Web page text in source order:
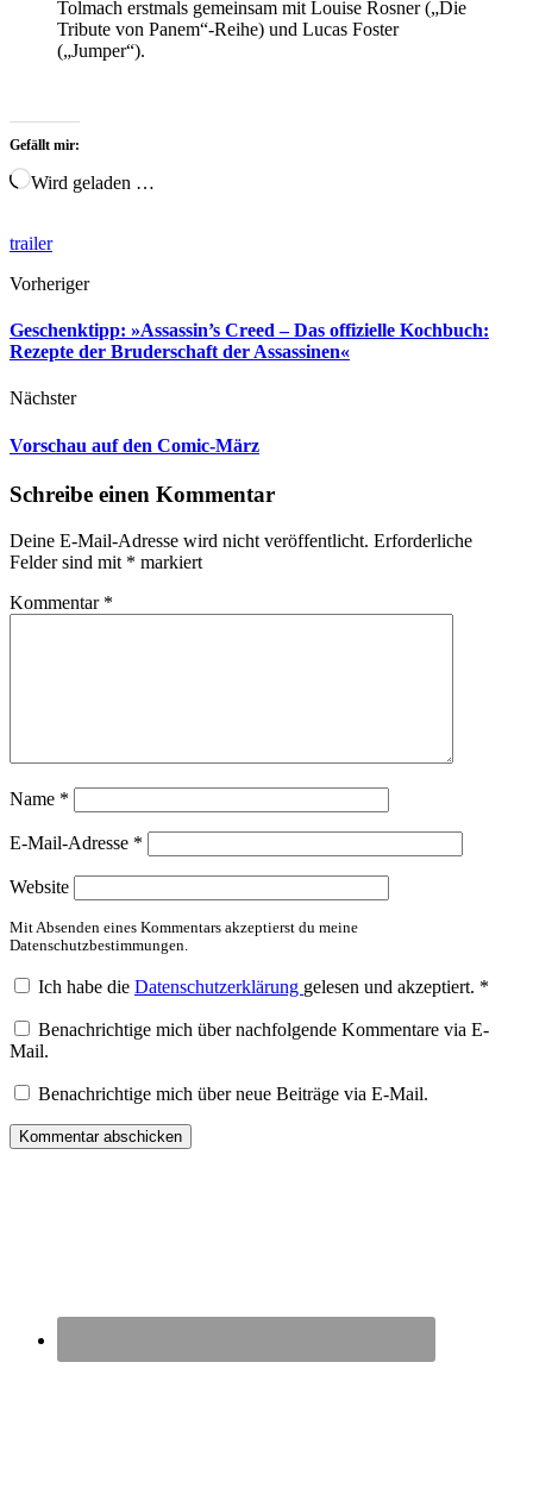
Tolmach erstmals gemeinsam mit Louise Rosner („Die
Tribute von Panem“-Reihe) und Lucas Foster
(„Jumper“).
Gefällt mir:
Wird geladen …
trailer
Vorheriger
Geschenktipp: »Assassin’s Creed – Das offizielle Kochbuch:
Rezepte der Bruderschaft der Assassinen«
Nächster
Vorschau auf den Comic-März
Schreibe einen Kommentar
Deine E-Mail-Adresse wird nicht veröffentlicht. Erforderliche
Felder sind mit * markiert
Kommentar *
Name *
E-Mail-Adresse *
Website
Mit Absenden eines Kommentars akzeptierst du meine
Datenschutzbestimmungen.
Ich habe die Datenschutzerklärung gelesen und akzeptiert. *
Benachrichtige mich über nachfolgende Kommentare via E-
Mail.
Benachrichtige mich über neue Beiträge via E-Mail.